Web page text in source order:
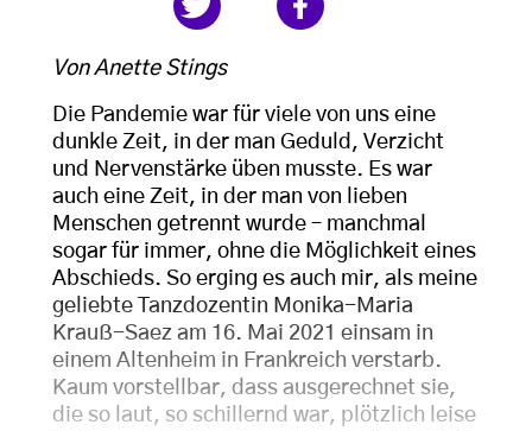
Von Anette Stings
Die Pandemie war für viele von uns eine
dunkle Zeit, in der man Geduld, Verzicht
und Nervenstärke üben musste. Es war
auch eine Zeit, in der man von lieben
Menschen getrennt wurde – manchmal
sogar für immer, ohne die Möglichkeit eines
Abschieds. So erging es auch mir, als meine
geliebte Tanzdozentin Monika-Maria
Krauß-Saez am 16. Mai 2021 einsam in
einem Altenheim in Frankreich verstarb.
Kaum vorstellbar, dass ausgerechnet sie,
die so laut, so schillernd war, plötzlich leise